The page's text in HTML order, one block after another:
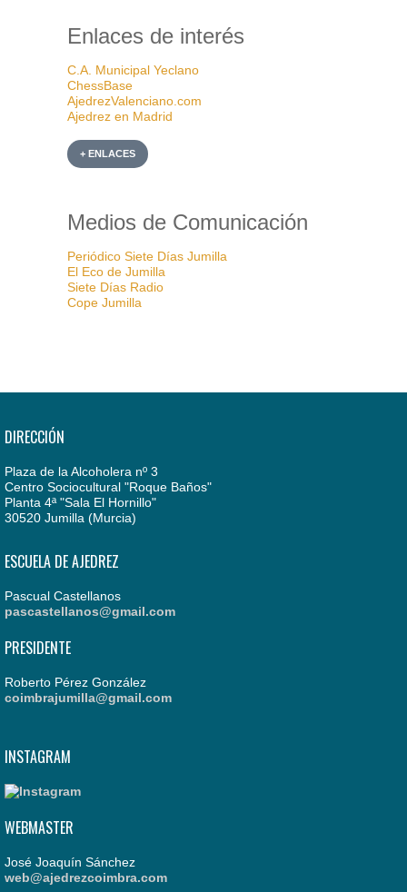
Enlaces de interés
C.A. Municipal Yeclano
ChessBase
AjedrezValenciano.com
Ajedrez en Madrid
+ ENLACES
Medios de Comunicación
Periódico Siete Días Jumilla
El Eco de Jumilla
Siete Días Radio
Cope Jumilla
DIRECCIÓN
Plaza de la Alcoholera nº 3
Centro Sociocultural "Roque Baños"
Planta 4ª "Sala El Hornillo"
30520 Jumilla (Murcia)
ESCUELA DE AJEDREZ
Pascual Castellanos
pascastellanos@gmail.com
PRESIDENTE
Roberto Pérez González
coimbrajumilla@gmail.com
INSTAGRAM
WEBMASTER
José Joaquín Sánchez
web@ajedrezcoimbra.com